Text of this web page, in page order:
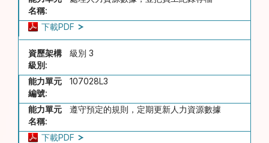
名稱:
下載PDF
資歷架構
級別:
級別 3
能力單元
編號:
107028L3
能力單元
名稱:
遵守預定的規則，定期更新人力資源數據
下載PDF